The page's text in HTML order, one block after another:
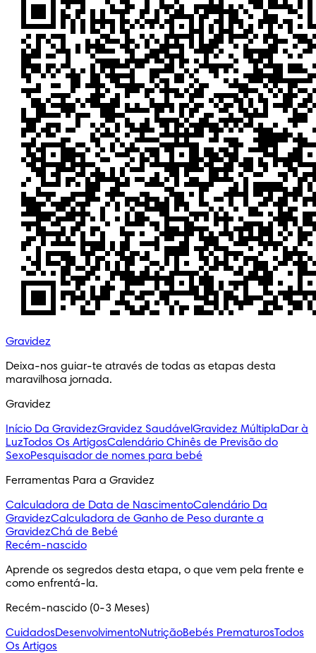
Gravidez
Deixa-nos guiar-te através de todas as etapas desta
maravilhosa jornada.
Gravidez
Início Da GravidezGravidez SaudávelGravidez MúltiplaDar à
LuzTodos Os ArtigosCalendário Chinês de Previsão do
SexoPesquisador de nomes para bebé
Ferramentas Para a Gravidez
Calculadora de Data de NascimentoCalendário Da
GravidezCalculadora de Ganho de Peso durante a
GravidezChá de Bebé
Recém-nascido
Aprende os segredos desta etapa, o que vem pela frente e
como enfrentá-la.
Recém-nascido (0-3 Meses)
CuidadosDesenvolvimentoNutriçãoBebés PrematurosTodos
Os Artigos